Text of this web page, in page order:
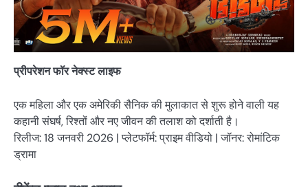
प्रीपरेशन फॉर नेक्स्ट लाइफ
एक महिला और एक अमेरिकी सैनिक की मुलाकात से शुरू होने वाली यह
कहानी संघर्ष, रिश्तों और नए जीवन की तलाश को दर्शाती है।
रिलीज: 18 जनवरी 2026 | प्लेटफॉर्म: प्राइम वीडियो | जॉनर: रोमांटिक
ड्रामा